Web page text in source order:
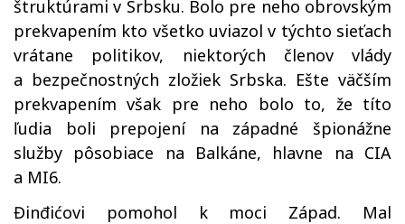
štruktúrami v Srbsku. Bolo pre neho obrovským
prekvapením kto všetko uviazol v týchto sieťach
vrátane politikov, niektorých členov vlády
a bezpečnostných zložiek Srbska. Ešte väčším
prekvapením však pre neho bolo to, že títo
ľudia boli prepojení na západné špionážne
služby pôsobiace na Balkáne, hlavne na CIA
a MI6.
Đinđićovi pomohol k moci Západ. Mal